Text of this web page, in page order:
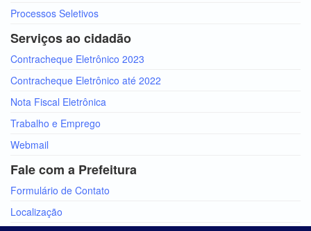
Processos Seletivos
Serviços ao cidadão
Contracheque Eletrônico 2023
Contracheque Eletrônico até 2022
Nota Fiscal Eletrônica
Trabalho e Emprego
Webmail
Fale com a Prefeitura
Formulário de Contato
Localização